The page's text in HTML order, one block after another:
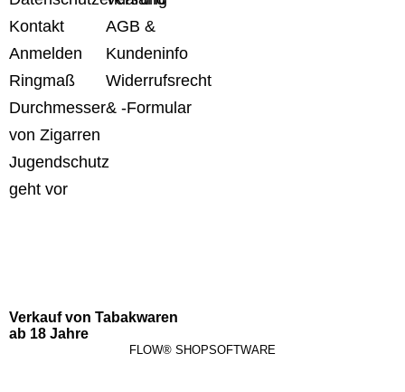
Kontakt
Anmelden
Ringmaß
Durchmesser
von Zigarren
Jugendschutz
geht vor
AGB &
Kundeninfo
Widerrufsrecht
& -Formular
Verkauf von Tabakwaren
ab 18 Jahre
FLOW® SHOPSOFTWARE